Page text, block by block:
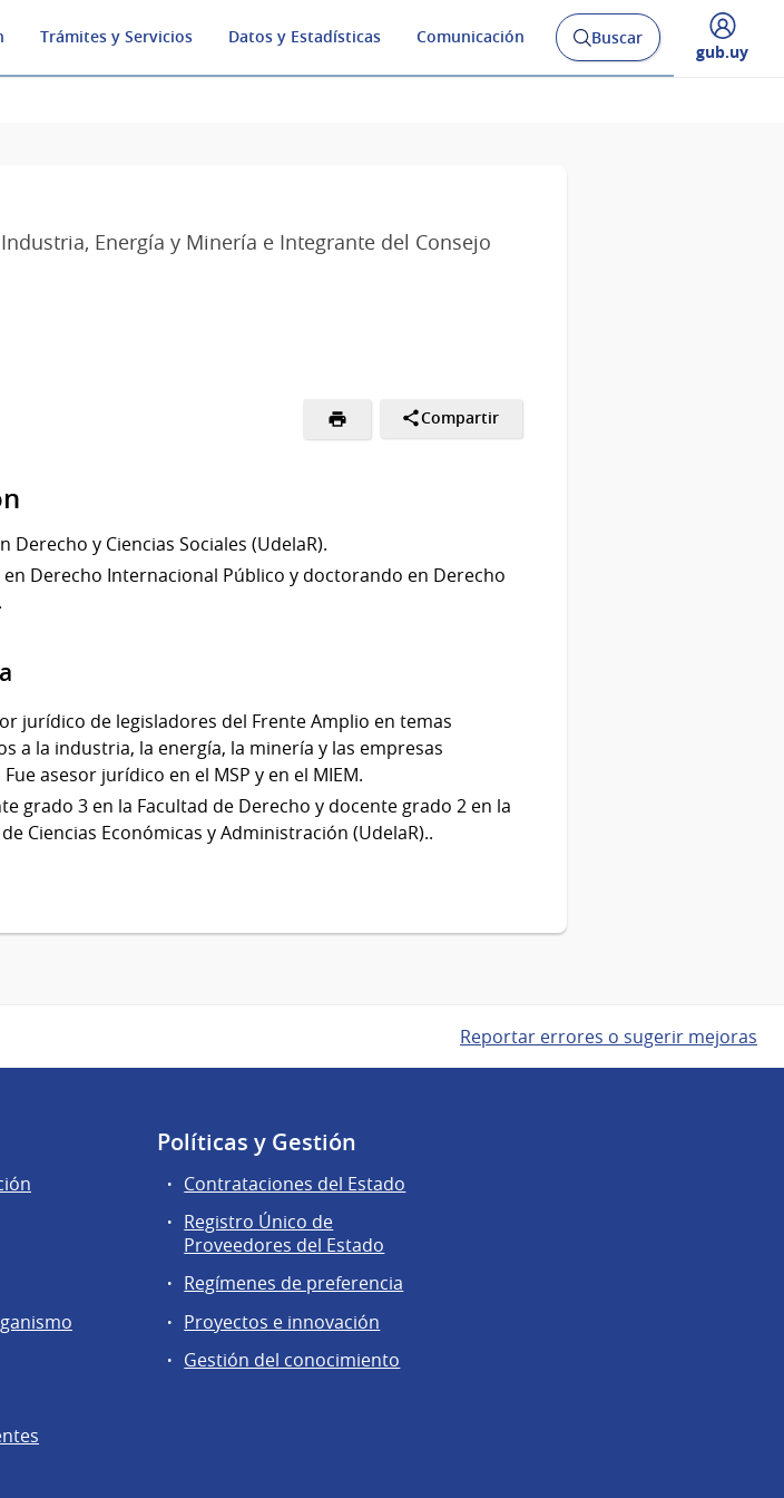
Trámites y Servicios Datos y Estadísticas Comunicación
Abrir
buscador
Buscar
Desplegar
gub.uy
Energía y Minería e Integrante del Consejo
Compartir
Derecho y Ciencias Sociales (UdelaR).
en Derecho Internacional Público y doctorando en Derecho
jurídico de legisladores del Frente Amplio en temas
a la industria, la energía, la minería y las empresas
asesor jurídico en el MSP y en el MIEM.
grado 3 en la Facultad de Derecho y docente grado 2 en la
Ciencias Económicas y Administración (UdelaR)..
Reportar errores o sugerir mejoras
Políticas y Gestión
Contrataciones del Estado
Registro Único de
Proveedores del Estado
Regímenes de preferencia
Proyectos e innovación
Gestión del conocimiento